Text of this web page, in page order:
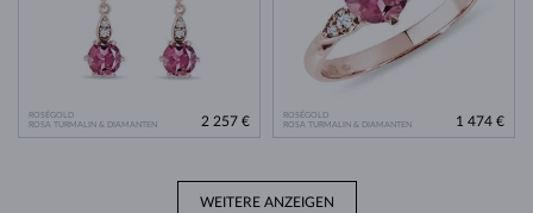
ROSÉGOLD
ROSA TURMALIN & DIAMANTEN
2 257 €
ROSÉGOLD
ROSA TURMALIN & DIAMANTEN
1 474 €
WEITERE ANZEIGEN